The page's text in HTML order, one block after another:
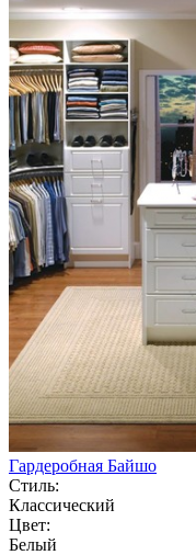
Гардеробная Байшо
Стиль:
Классический
Цвет:
Белый